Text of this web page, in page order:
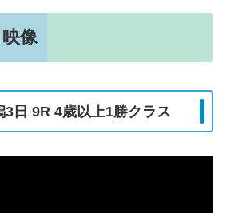
像
3日 9R 4歳以上1勝クラス